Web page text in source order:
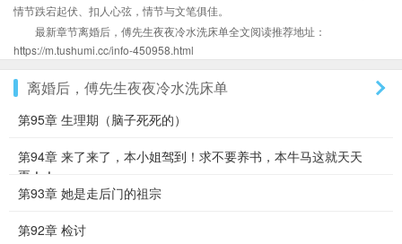
情节跌宕起伏、扣人心弦，情节与文笔俱佳。
最新章节离婚后，傅先生夜夜冷水洗床单全文阅读推荐地址：
https://m.tushumi.cc/info-450958.html
离婚后，傅先生夜夜冷水洗床单
第95章 生理期（脑子死死的）
第94章 来了来了，本小姐驾到！求不要养书，本牛马这就天天
更！！
第93章 她是走后门的祖宗
第92章 检讨